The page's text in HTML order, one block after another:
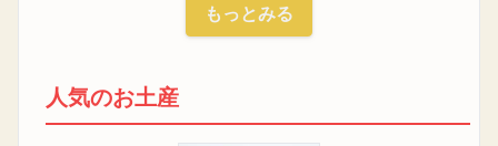
もっとみる
人気のお土産